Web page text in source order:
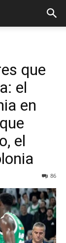
que
el
en
el
86